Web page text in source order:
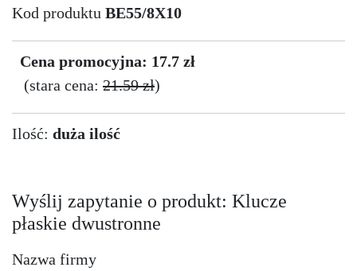
Kod produktu BE55/8X10
Cena promocyjna: 17.7 zł
(stara cena: 21.59 zł)
Ilość: duża ilość
Wyślij zapytanie o produkt: Klucze
płaskie dwustronne
Nazwa firmy